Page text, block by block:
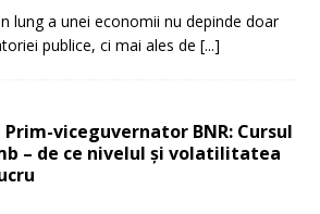
lung a unei economii nu depinde doar
publice, ci mai ales de [...]
Prim-viceguvernator BNR: Cursul
– de ce nivelul și volatilitatea